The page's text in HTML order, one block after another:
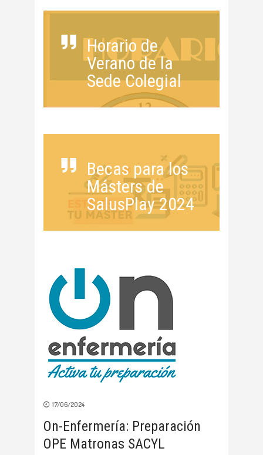
Horario de
Verano de la
Sede Colegial
Becas para los
Másters de
SalusPlay 2024
17/06/2024
On-Enfermería: Preparación
OPE Matronas SACYL